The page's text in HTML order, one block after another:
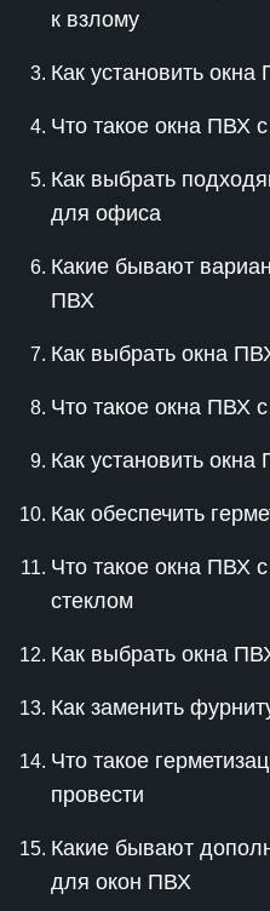
к взлому
Как установить
Что такое окна ПВХ
Как выбрать
для офиса
Какие бывают
ПВХ
Как выбрать окна
Что такое окна ПВХ
Как установить
Как обеспечить
Что такое окна ПВХ
стеклом
Как выбрать окна
Как заменить
Что такое
провести
Какие бывают
для окон ПВХ